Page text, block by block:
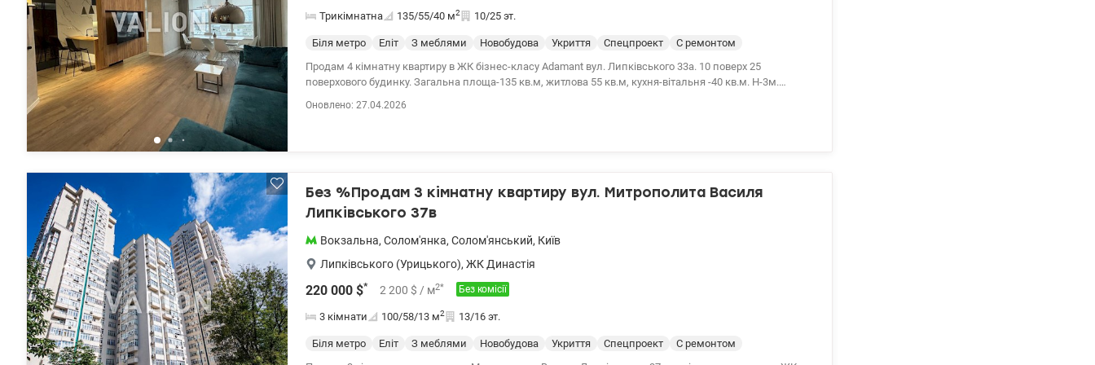
Трикімнатна 135/55/40 м2 10/25 эт.
Біля метро Еліт З меблями Новобудова Укриття Спецпроект
С ремонтом
Продам 4 кімнатну квартиру в ЖК бізнес-класу Adamant вул. Липківського 33а. 10 поверх 25
поверхового будинку. Загальна площа-135 кв.м, житлова 55 кв.м, кухня-вітальня -40 кв.м. Н-3м.
комісії. Світлана, тел. 096-126-02-44 valion.ua/1143448
Оновлено: 27.04.2026
Без %Продам 3 кімнатну квартиру вул. Митрополита Василя
Липківського 37в
Вокзальна, Солом'янка, Солом'янський, Київ
Липківського (Урицького), ЖК Династія
220 000 $* 2 200 $ / м2* Без комісії
3 кімнати 100/58/13 м2 13/16 эт.
Біля метро Еліт З меблями Новобудова Укриття Спецпроект
С ремонтом